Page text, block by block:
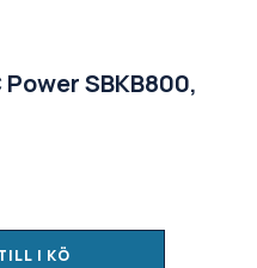
SBKB800,
I KÖ